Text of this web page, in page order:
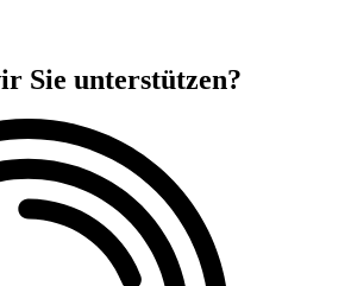
Sie unterstützen?